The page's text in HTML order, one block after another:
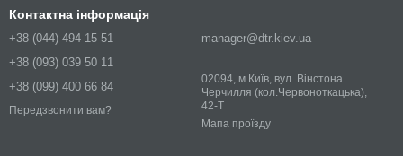
Контактна інформація
+38 (044) 494 15 51
+38 (093) 039 50 11
+38 (099) 400 66 84
Передзвонити вам?
manager@dtr.kiev.ua
02094, м.Київ, вул. Вінстона
Черчилля (кол.Червоноткацька),
42-Т
Мапа проїзду